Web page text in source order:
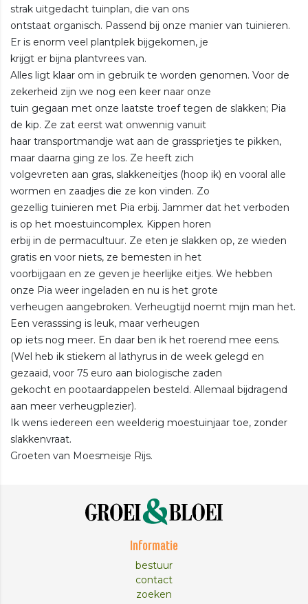
strak uitgedacht tuinplan, die van ons
ontstaat organisch. Passend bij onze manier van tuinieren.
Er is enorm veel plantplek bijgekomen, je
krijgt er bijna plantvrees van.
Alles ligt klaar om in gebruik te worden genomen. Voor de
zekerheid zijn we nog een keer naar onze
tuin gegaan met onze laatste troef tegen de slakken; Pia
de kip. Ze zat eerst wat onwennig vanuit
haar transportmandje wat aan de grassprietjes te pikken,
maar daarna ging ze los. Ze heeft zich
volgevreten aan gras, slakkeneitjes (hoop ik) en vooral alle
wormen en zaadjes die ze kon vinden. Zo
gezellig tuinieren met Pia erbij. Jammer dat het verboden
is op het moestuincomplex. Kippen horen
erbij in de permacultuur. Ze eten je slakken op, ze wieden
gratis en voor niets, ze bemesten in het
voorbijgaan en ze geven je heerlijke eitjes. We hebben
onze Pia weer ingeladen en nu is het grote
verheugen aangebroken. Verheugtijd noemt mijn man het.
Een verasssing is leuk, maar verheugen
op iets nog meer. En daar ben ik het roerend mee eens.
(Wel heb ik stiekem al lathyrus in de week gelegd en
gezaaid, voor 75 euro aan biologische zaden
gekocht en pootaardappelen besteld. Allemaal bijdragend
aan meer verheugplezier).
Ik wens iedereen een weelderig moestuinjaar toe, zonder
slakkenvraat.
Groeten van Moesmeisje Rijs.
Informatie
bestuur
contact
zoeken